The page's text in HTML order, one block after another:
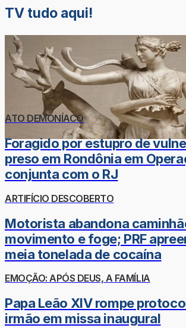
TV tudo aqui!
ATO DEMONÍACO
Foragido por estupro de
preso em Rondônia em
conjunta com o RJ
ARTIFÍCIO DESCOBERTO
Motorista abandona
movimento e foge; PRF
meia tonelada de cocaína
EMOÇÃO: APÓS DEUS, A FAMÍLIA
Papa Leão XIV rompe
irmão em missa inaugural